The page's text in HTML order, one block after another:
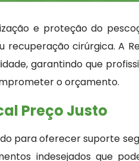
e proteção do
cirúrgica. A
garantindo que
o orçamento.
Preço Justo
para oferecer suporte
indesejados que